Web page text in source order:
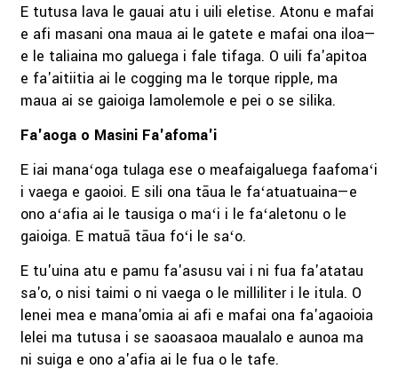
E tutusa lava le gauai atu i uili eletise. Atonu e mafai
e afi masani ona maua ai le gatete e mafai ona iloa—
e le taliaina mo galuega i fale tifaga. O uili fa'apitoa
e fa'aitiitia ai le cogging ma le torque ripple, ma
maua ai se gaioiga lamolemole e pei o se silika.
Fa'aoga o Masini Fa'afoma'i
E iai manaʻoga tulaga ese o meafaigaluega faafomaʻi
i vaega e gaoioi. E sili ona tāua le faʻatuatuaina—e
ono aʻafia ai le tausiga o maʻi i le faʻaletonu o le
gaioiga. E matuā tāua foʻi le saʻo.
E tu'uina atu e pamu fa'asusu vai i ni fua fa'atatau
sa'o, o nisi taimi o ni vaega o le milliliter i le itula. O
lenei mea e mana'omia ai afi e mafai ona fa'agaoioia
lelei ma tutusa i se saoasaoa maualalo e aunoa ma
ni suiga e ono a'afia ai le fua o le tafe.